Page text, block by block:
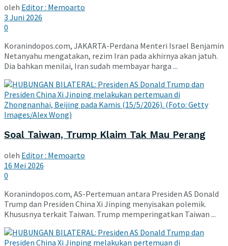
oleh Editor : Memoarto
3 Juni 2026
0
Koranindopos.com, JAKARTA-Perdana Menteri Israel Benjamin
Netanyahu mengatakan, rezim Iran pada akhirnya akan jatuh.
Dia bahkan menilai, Iran sudah membayar harga ...
Soal Taiwan, Trump Klaim Tak Mau Perang
oleh Editor : Memoarto
16 Mei 2026
0
Koranindopos.com, AS-Pertemuan antara Presiden AS Donald
Trump dan Presiden China Xi Jinping menyisakan polemik.
Khususnya terkait Taiwan. Trump memperingatkan Taiwan ...